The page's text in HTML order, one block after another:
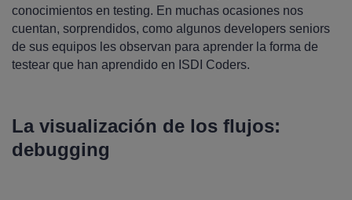
conocimientos en testing. En muchas ocasiones nos
cuentan, sorprendidos, como algunos developers seniors
de sus equipos les observan para aprender la forma de
testear que han aprendido en ISDI Coders.
La visualización de los flujos:
debugging